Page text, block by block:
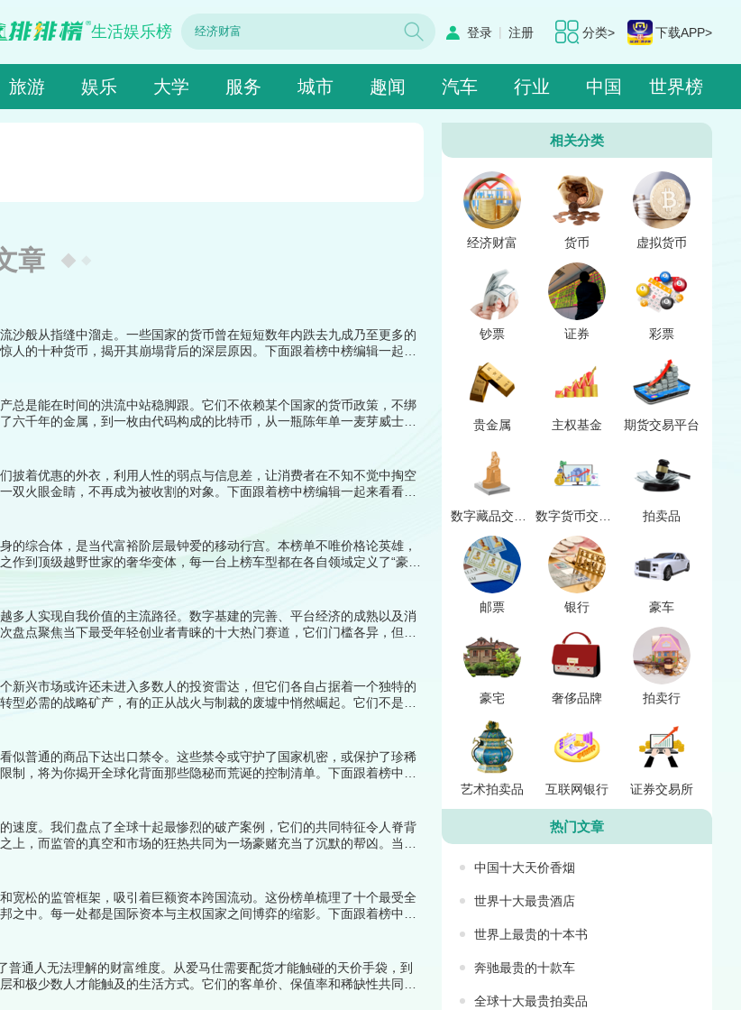
分类> 下载APP>
登录 | 注册
生活娱乐榜
旅游 娱乐 大学 服务 城市 趣闻 汽车 行业 中国 世界榜
章
沙般从指缝中溜走。一些国家的货币曾在短短数年内跌去九成乃至更多的
人的十种货币，揭开其崩塌背后的深层原因。下面跟着榜中榜编辑一起来
总是能在时间的洪流中站稳脚跟。它们不依赖某个国家的货币政策，不绑
六千年的金属，到一枚由代码构成的比特币，从一瓶陈年单一麦芽威士
法被权力复制，价值无法被印钞机稀释。以下十种资产，经过了战争、
名单吧！
披着优惠的外衣，利用人性的弱点与信息差，让消费者在不知不觉中掏空
火眼金睛，不再成为被收割的对象。下面跟着榜中榜编辑一起来看看详
综合体，是当代富裕阶层最钟爱的移动行宫。本榜单不唯价格论英雄，
到顶级越野世家的奢华变体，每一台上榜车型都在各自领域定义了“豪
品味与实力。下面跟着榜中榜编辑一起来看看详细名单吧！
多人实现自我价值的主流路径。数字基建的完善、平台经济的成熟以及消
盘点聚焦当下最受年轻创业者青睐的十大热门赛道，它们门槛各异，但共
商直播稳坐头把交椅，但其他领域同样暗藏黄金。下面跟着榜中榜编辑
新兴市场或许还未进入多数人的投资雷达，但它们各自占据着一个独特的
必需的战略矿产，有的正从战火与制裁的废墟中悄然崛起。它们不是下
面跟着榜中榜编辑一起来看看详细名单吧！
似普通的商品下达出口禁令。这些禁令或守护了国家机密，或保护了珍稀
，将为你揭开全球化背面那些隐秘而荒诞的控制清单。下面跟着榜中榜
速度。我们盘点了全球十起最惨烈的破产案例，它们的共同特征令人脊背
，而监管的真空和市场的狂热共同为一场豪赌充当了沉默的帮凶。当潮
化为乌有。下面跟着榜中榜编辑一起来看看详细名单吧！
宽松的监管框架，吸引着巨额资本跨国流动。这份榜单梳理了十个最受全
中。每一处都是国际资本与主权国家之间博弈的缩影。下面跟着榜中榜
通人无法理解的财富维度。从爱马仕需要配货才能触碰的天价手袋，到
极少数人才能触及的生活方式。它们的客单价、保值率和稀缺性共同构
的想象力。下面跟着榜中榜编辑一起来看看详细名单吧！
相关分类
经济财富 货币 虚拟货币
钞票 证券 彩票
贵金属 主权基金 期货交易平台
数字藏品交易平台 数字货币交易平台 拍卖品
邮票 银行 豪车
豪宅 奢侈品牌 拍卖行
艺术拍卖品 互联网银行 证券交易所
热门文章
中国十大天价香烟
世界十大最贵酒店
世界上最贵的十本书
奔驰最贵的十款车
全球十大最贵拍卖品